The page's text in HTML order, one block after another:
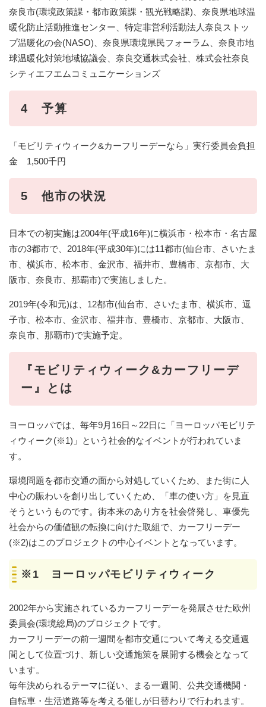
奈良市(環境政策課・都市政策課・観光戦略課)、奈良県地球温
暖化防止活動推進センター、特定非営利活動法人奈良ストッ
プ温暖化の会(NASO)、奈良県環境県民フォーラム、奈良市地
球温暖化対策地域協議会、奈良交通株式会社、株式会社奈良
シティエフエムコミュニケーションズ
4 予算
「モビリティウィーク&カーフリーデーなら」実行委員会負担
金 1,500千円
5 他市の状況
日本での初実施は2004年(平成16年)に横浜市・松本市・名古屋
市の3都市で、2018年(平成30年)には11都市(仙台市、さいたま
市、横浜市、松本市、金沢市、福井市、豊橋市、京都市、大
阪市、奈良市、那覇市)で実施しました。
2019年(令和元)は、12都市(仙台市、さいたま市、横浜市、逗
子市、松本市、金沢市、福井市、豊橋市、京都市、大阪市、
奈良市、那覇市)で実施予定。
『モビリティウィーク&カーフリーデ
ー』とは
ヨーロッパでは、毎年9月16日～22日に「ヨーロッパモビリテ
ィウィーク(※1)」という社会的なイベントが行われていま
す。
環境問題を都市交通の面から対処していくため、また街に人
中心の賑わいを創り出していくため、「車の使い方」を見直
そうというものです。街本来のあり方を社会啓発し、車優先
社会からの価値観の転換に向けた取組で、カーフリーデー
(※2)はこのプロジェクトの中心イベントとなっています。
※1 ヨーロッパモビリティウィーク
2002年から実施されているカーフリーデーを発展させた欧州
委員会(環境総局)のプロジェクトです。
カーフリーデーの前一週間を都市交通について考える交通週
間として位置づけ、新しい交通施策を展開する機会となって
います。
毎年決められるテーマに従い、まる一週間、公共交通機関・
自転車・生活道路等を考える催しが日替わりで行われます。